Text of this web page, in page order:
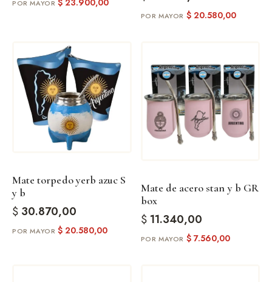
$ 23.900,00
$20.580,00
Mate torpedo yerb azuc S
y b
$ 30.870,00
$ 20.580,00
Mate de acero stan y b GR
box
$11.340,00
$7.560,00